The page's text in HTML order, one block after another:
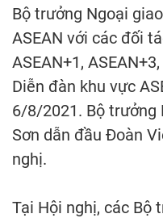
Bộ trưởng Ngoại
ASEAN với các đối
ASEAN+1,
Diễn đàn khu vực
6/8/2021. Bộ trưởng
Sơn dẫn đầu Đoàn
nghị.
Tại Hội nghị, các Bộ